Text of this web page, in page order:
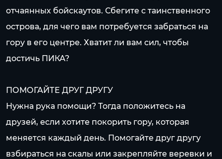
отчаянных бойскаутов. Сбегите с таинственного
острова, для чего вам потребуется забраться на
гору в его центре. Хватит ли вам сил, чтобы
достичь ПИКА?
ПОМОГАЙТЕ ДРУГ ДРУГУ
Нужна рука помощи? Тогда положитесь на
друзей, если хотите покорить гору, которая
меняется каждый день. Помогайте друг другу
взбираться на скалы или закрепляйте веревки и